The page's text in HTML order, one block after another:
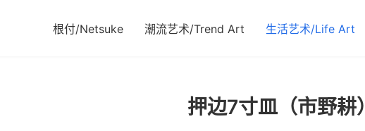
根付/Netsuke 潮流艺术/Trend Art 生活艺术/Life Art
押边7寸皿（市野耕）